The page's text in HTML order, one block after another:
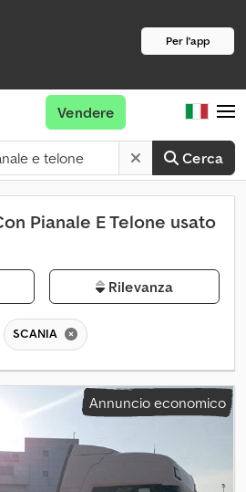
Per l'app
Cerca
Vendere
Pianale E Telone usato
Rilevanza
SCANIA
Annuncio economico